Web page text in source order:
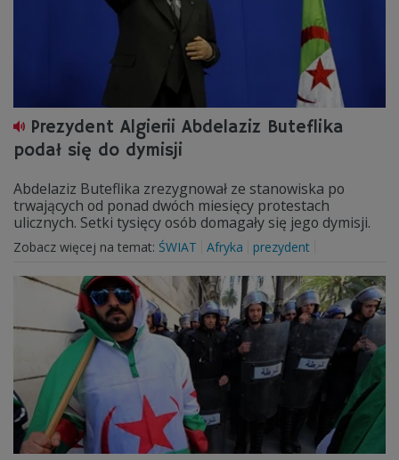
Prezydent Algierii Abdelaziz Buteflika
podał się do dymisji
Abdelaziz Buteflika zrezygnował ze stanowiska po
trwających od ponad dwóch miesięcy protestach
ulicznych. Setki tysięcy osób domagały się jego dymisji.
Zobacz więcej na temat: ŚWIAT Afryka prezydent